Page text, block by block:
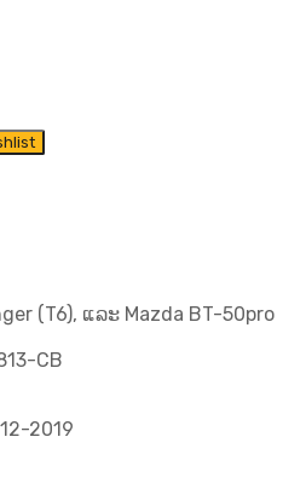
(T6), ແລະ Mazda BT-50pro
CB
2019